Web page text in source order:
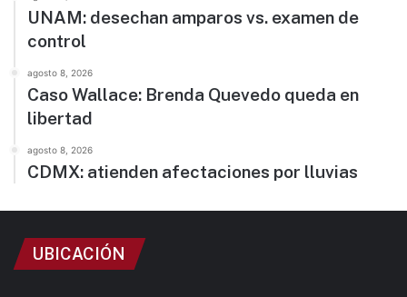
UNAM: desechan amparos vs. examen de
control
agosto 8, 2026
Caso Wallace: Brenda Quevedo queda en
libertad
agosto 8, 2026
CDMX: atienden afectaciones por lluvias
UBICACIÓN